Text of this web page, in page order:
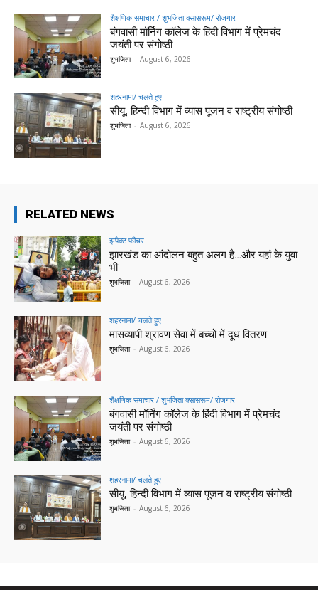
शैक्षणिक समाचार / शुभजिता क्सासरूम/ रोजगार
बंगवासी मॉर्निंग कॉलेज के हिंदी विभाग में प्रेमचंद
जयंती पर संगोष्ठी
शुभजिता - August 6, 2026
शहरनामा/ चलते हुए
सीयू, हिन्दी विभाग में व्यास पूजन व राष्ट्रीय संगोष्ठी
शुभजिता - August 6, 2026
RELATED NEWS
इम्पैक्ट फीचर
झारखंड का आंदोलन बहुत अलग है…और यहां के युवा
भी
शुभजिता - August 6, 2026
शहरनामा/ चलते हुए
मासव्यापी श्रावण सेवा में बच्चों में दूध वितरण
शुभजिता - August 6, 2026
शैक्षणिक समाचार / शुभजिता क्सासरूम/ रोजगार
बंगवासी मॉर्निंग कॉलेज के हिंदी विभाग में प्रेमचंद
जयंती पर संगोष्ठी
शुभजिता - August 6, 2026
शहरनामा/ चलते हुए
सीयू, हिन्दी विभाग में व्यास पूजन व राष्ट्रीय संगोष्ठी
शुभजिता - August 6, 2026